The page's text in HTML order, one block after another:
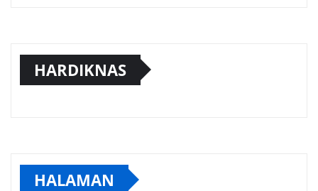
HARDIKNAS
HALAMAN